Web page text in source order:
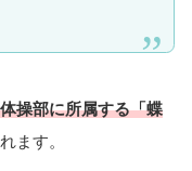
操部に所属する「蝶
ます。